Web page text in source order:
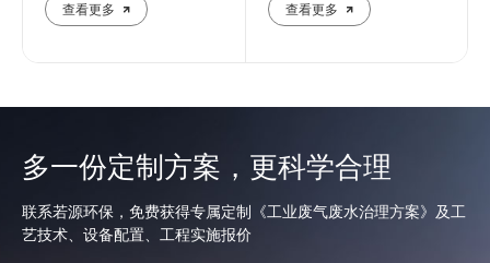
查看更多 查看更多
多一份定制方案，更科学合理
联系若源环保，免费获得专属定制《工业废气废水治理方案》及工
艺技术、设备配置、工程实施报价